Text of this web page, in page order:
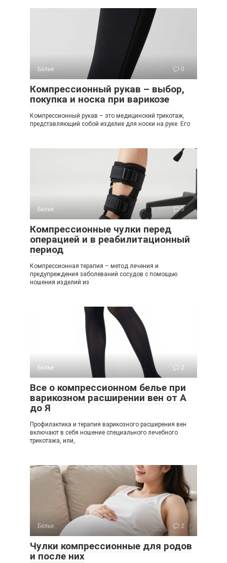
Белье 0
Компрессионный рукав – выбор,
покупка и носка при варикозе
Компрессионный рукав – это медицинский трикотаж,
представляющий собой изделие для носки на руке. Его
Белье 3
Компрессионные чулки перед
операцией и в реабилитационный
период
Компрессионная терапия – метод лечения и
предупреждения заболеваний сосудов с помощью
ношения изделий из
Белье 2
Все о компрессионном белье при
варикозном расширении вен от А
до Я
Профилактика и терапия варикозного расширения вен
включают в себя ношение специального лечебного
трикотажа, или,
Белье 2
Чулки компрессионные для родов
и после них